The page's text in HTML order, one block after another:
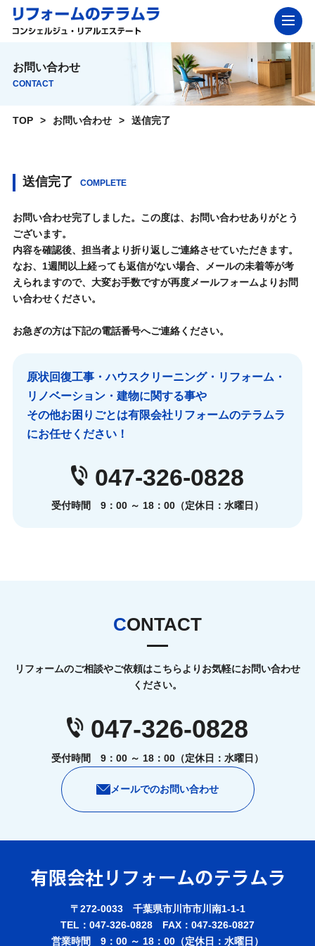
お問い合わせ
CONTACT
TOP お問い合わせ 送信完了
送信完了 COMPLETE
お問い合わせ完了しました。この度は、お問い合わせありがとう
ございます。
内容を確認後、担当者より折り返しご連絡させていただきます。
なお、1週間以上経っても返信がない場合、メールの未着等が考
えられますので、大変お手数ですが再度メールフォームよりお問
い合わせください。
お急ぎの方は下記の電話番号へご連絡ください。
原状回復工事・ハウスクリーニング・リフォーム・
リノベーション・建物に関する事や
その他お困りごとは有限会社リフォームのテラムラ
にお任せください！
047-326-0828
受付時間 9：00 ～ 18：00（定休日：水曜日）
CONTACT
リフォームのご相談やご依頼はこちらよりお気軽にお問い合わせ
ください。
047-326-0828
受付時間 9：00 ～ 18：00（定休日：水曜日）
メールでのお問い合わせ
〒272-0033 千葉県市川市市川南1-1-1
TEL：047-326-0828 FAX：047-326-0827
営業時間 9：00 ～ 18：00（定休日：水曜日）